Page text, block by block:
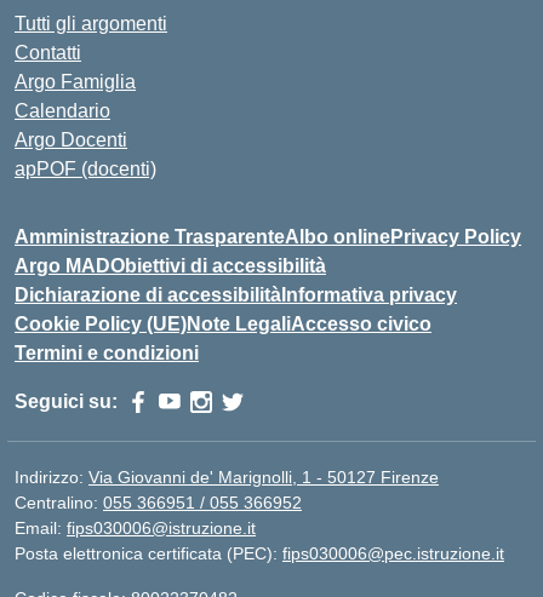
Tutti gli argomenti
Contatti
Argo Famiglia
Calendario
Argo Docenti
apPOF (docenti)
Amministrazione TrasparenteAlbo onlinePrivacy Policy
Argo MADObiettivi di accessibilità
Dichiarazione di accessibilità Informativa privacy
Cookie Policy (UE)Note LegaliAccesso civico
Termini e condizioni
Seguici su:
Indirizzo: Via Giovanni de' Marignolli, 1 - 50127 Firenze
Centralino: 055 366951 / 055 366952
Email: fips030006@istruzione.it
Posta elettronica certificata (PEC): fips030006@pec.istruzione.it